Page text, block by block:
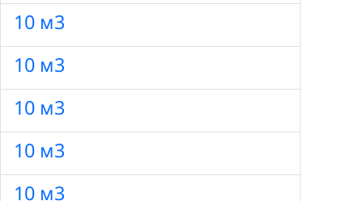
10 м3
10 м3
10 м3
10 м3
10 м3